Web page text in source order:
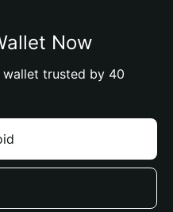
Now
trusted by 40